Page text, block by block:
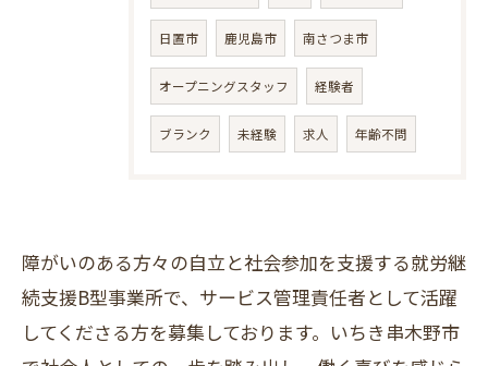
日置市 鹿児島市 南さつま市
オープニングスタッフ 経験者
ブランク 未経験 求人 年齢不問
障がいのある方々の自立と社会参加を支援する就労継
続支援B型事業所で、サービス管理責任者として活躍
してくださる方を募集しております。いちき串木野市